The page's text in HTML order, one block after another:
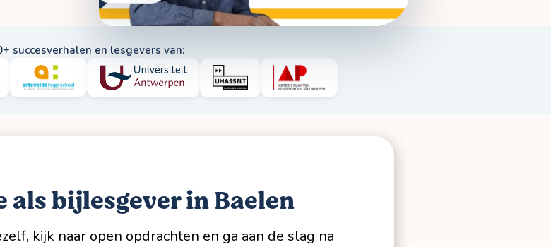
succesverhalen en lesgevers van:
als bijlesgever in Baelen
kijk naar open opdrachten en ga aan de slag na